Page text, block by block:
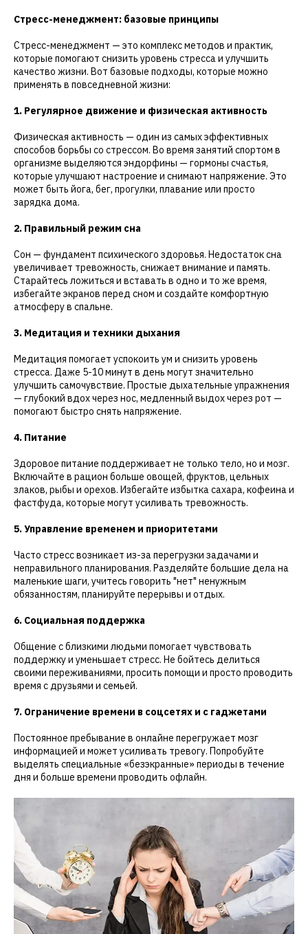
Стресс-менеджмент: базовые принципы
Стресс-менеджмент — это комплекс методов и практик,
которые помогают снизить уровень стресса и улучшить
качество жизни. Вот базовые подходы, которые можно
применять в повседневной жизни:
1. Регулярное движение и физическая активность
Физическая активность — один из самых эффективных
способов борьбы со стрессом. Во время занятий спортом в
организме выделяются эндорфины — гормоны счастья,
которые улучшают настроение и снимают напряжение. Это
может быть йога, бег, прогулки, плавание или просто
зарядка дома.
2. Правильный режим сна
Сон — фундамент психического здоровья. Недостаток сна
увеличивает тревожность, снижает внимание и память.
Старайтесь ложиться и вставать в одно и то же время,
избегайте экранов перед сном и создайте комфортную
атмосферу в спальне.
3. Медитация и техники дыхания
Медитация помогает успокоить ум и снизить уровень
стресса. Даже 5-10 минут в день могут значительно
улучшить самочувствие. Простые дыхательные упражнения
— глубокий вдох через нос, медленный выдох через рот —
помогают быстро снять напряжение.
4. Питание
Здоровое питание поддерживает не только тело, но и мозг.
Включайте в рацион больше овощей, фруктов, цельных
злаков, рыбы и орехов. Избегайте избытка сахара, кофеина и
фастфуда, которые могут усиливать тревожность.
5. Управление временем и приоритетами
Часто стресс возникает из-за перегрузки задачами и
неправильного планирования. Разделяйте большие дела на
маленькие шаги, учитесь говорить "нет" ненужным
обязанностям, планируйте перерывы и отдых.
6. Социальная поддержка
Общение с близкими людьми помогает чувствовать
поддержку и уменьшает стресс. Не бойтесь делиться
своими переживаниями, просить помощи и просто проводить
время с друзьями и семьей.
7. Ограничение времени в соцсетях и с гаджетами
Постоянное пребывание в онлайне перегружает мозг
информацией и может усиливать тревогу. Попробуйте
выделять специальные «безэкранные» периоды в течение
дня и больше времени проводить офлайн.